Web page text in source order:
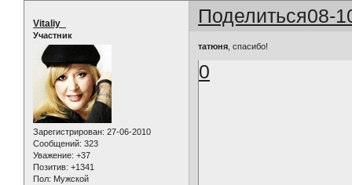
Поделиться08-
Vitaliy_
Участник
Зарегистрирован: 27-06-2010
Сообщений: 323
Уважение: +37
Позитив: +1341
Пол: Мужской
татюня , спасибо!
0